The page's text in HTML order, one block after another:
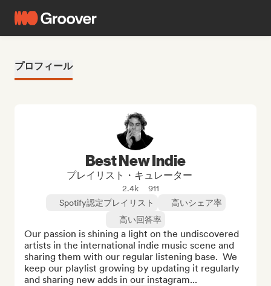
プロフィール
Best New Indie
プレイリスト・キュレーター
2.4k
911
Spotify認定プレイリスト
高いシェア率
高い回答率
Our passion is shining a light on the undiscovered
artists in the international indie music scene and
sharing them with our regular listening base.  We
keep our playlist growing by updating it regularly
and sharing new adds in our instagram...